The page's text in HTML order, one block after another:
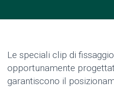
Le speciali clip di
opportunamente
garantiscono il